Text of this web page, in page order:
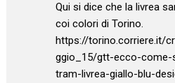
: “
Qui si dice che la livrea
coi colori di Torino.
https://torino.corriere.it/
ggio_15/gtt-ecco-come-
tram-livrea-giallo-blu-